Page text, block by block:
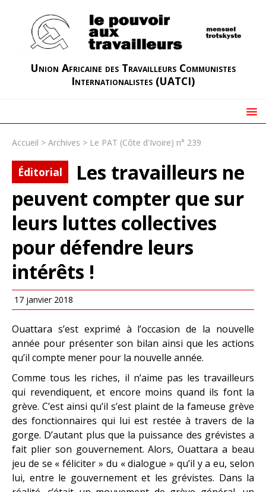
Union Africaine des Travailleurs Communistes
Internationalistes (UATCI)
Accueil > Archives > Le PAT (Côte d'Ivoire) n° 239
Éditorial
Les travailleurs ne
peuvent compter que sur
leurs luttes collectives
pour défendre leurs
intérêts !
17 janvier 2018
Ouattara s’est exprimé à l’occasion de la nouvelle
année pour présenter son bilan ainsi que les actions
qu’il compte mener pour la nouvelle année.
Comme tous les riches, il n’aime pas les travailleurs
qui revendiquent, et encore moins quand ils font la
grève. C’est ainsi qu’il s’est plaint de la fameuse grève
des fonctionnaires qui lui est restée à travers de la
gorge. D’autant plus que la puissance des grévistes a
fait plier son gouvernement. Alors, Ouattara a beau
jeu de se « féliciter » du « dialogue » qu’il y a eu, selon
lui, entre le gouvernement et les grévistes. Dans la